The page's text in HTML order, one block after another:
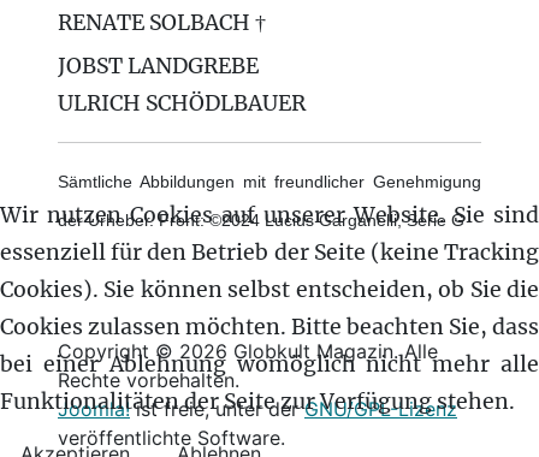
RENATE SOLBACH †
JOBST LANDGREBE
ULRICH SCHÖDLBAUER
Sämtliche Abbildungen mit freundlicher Genehmigung
der Urheber. Front: ©2024 Lucius Garganelli, Serie G
Copyright © 2026 Globkult Magazin. Alle
Rechte vorbehalten.
Joomla!ist freie, unter derGNU/GPL-Lizenz
veröffentlichte Software.
Wir nutzen Cookies auf unserer Website. Sie sind
essenziell für den Betrieb der Seite (keine Tracking
Cookies). Sie können selbst entscheiden, ob Sie die
Cookies zulassen möchten. Bitte beachten Sie, dass
bei einer Ablehnung womöglich nicht mehr alle
Funktionalitäten der Seite zur Verfügung stehen.